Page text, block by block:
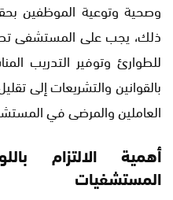
وصحية وتوعية الموظفين
ذلك، يجب على المستشفى
للطوارئ وتوفير التدريب
بالقوانين والتشريعات إلى
العاملين والمرضى في
أهمية الالتزام
المستشفيات